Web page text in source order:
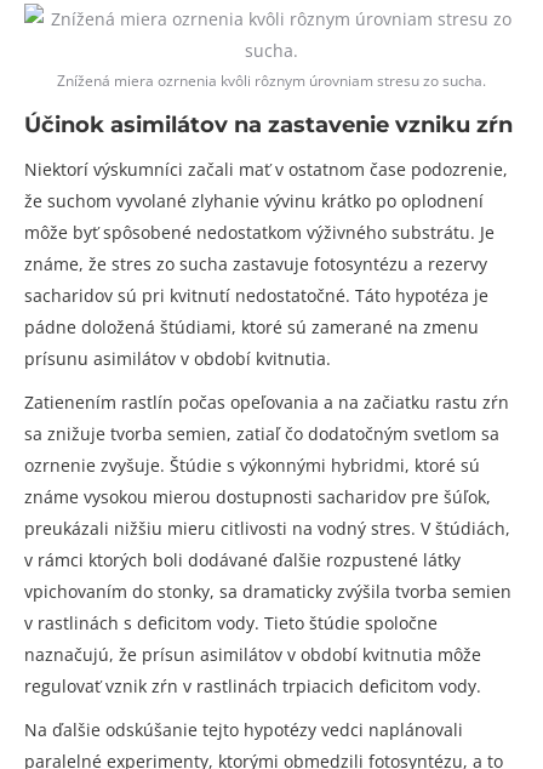
Znížená miera ozrnenia kvôli rôznym úrovniam stresu zo sucha.
Účinok asimilátov na zastavenie vzniku zŕn
Niektorí výskumníci začali mať v ostatnom čase podozrenie,
že suchom vyvolané zlyhanie vývinu krátko po oplodnení
môže byť spôsobené nedostatkom výživného substrátu. Je
známe, že stres zo sucha zastavuje fotosyntézu a rezervy
sacharidov sú pri kvitnutí nedostatočné. Táto hypotéza je
pádne doložená štúdiami, ktoré sú zamerané na zmenu
prísunu asimilátov v období kvitnutia.
Zatienením rastlín počas opeľovania a na začiatku rastu zŕn
sa znižuje tvorba semien, zatiaľ čo dodatočným svetlom sa
ozrnenie zvyšuje. Štúdie s výkonnými hybridmi, ktoré sú
známe vysokou mierou dostupnosti sacharidov pre šúľok,
preukázali nižšiu mieru citlivosti na vodný stres. V štúdiách,
v rámci ktorých boli dodávané ďalšie rozpustené látky
vpichovaním do stonky, sa dramaticky zvýšila tvorba semien
v rastlinách s deficitom vody. Tieto štúdie spoločne
naznačujú, že prísun asimilátov v období kvitnutia môže
regulovať vznik zŕn v rastlinách trpiacich deficitom vody.
Na ďalšie odskúšanie tejto hypotézy vedci naplánovali
paralelné experimenty, ktorými obmedzili fotosyntézu, a to